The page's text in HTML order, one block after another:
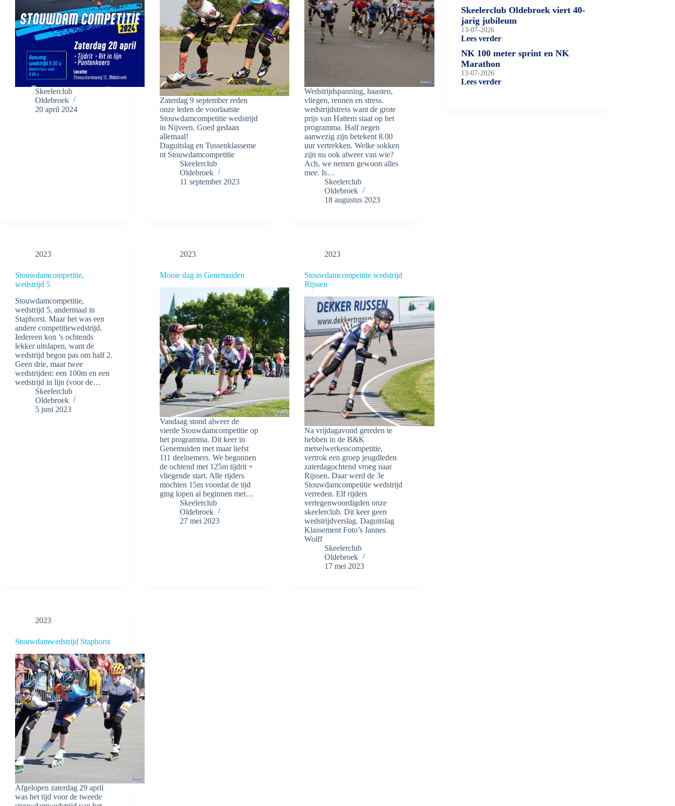
Skeelerclub
Oldebroek
20 april 2024
Zaterdag 9 september reden
onze leden de voorlaatste
Stouwdamcompetitie wedstrijd
in Nijveen. Goed gedaan
allemaal!
Daguitslag en Tussenklasseme
nt Stouwdamcompetitie
Skeelerclub
Oldebroek
11 september 2023
Wedstrijdspanning, haasten,
vliegen, rennen en stress.
wedstrijdstress want de grote
prijs van Hattem staat op het
programma. Half negen
aanwezig zijn betekent 8.00
uur vertrekken. Welke sokken
zijn nu ook alweer van wie?
Ach, we nemen gewoon alles
mee. Is…
Skeelerclub
Oldebroek
18 augustus 2023
2023
Stouwdamcompetitie,
wedstrijd 5
Stouwdamcompetitie,
wedstrijd 5, andermaal in
Staphorst. Maar het was een
andere competitiewedstrijd.
Iedereen kon ’s ochtends
lekker uitslapen, want de
wedstrijd begon pas om half 2.
Geen drie, maar twee
wedstrijden: een 100m en een
wedstrijd in lijn (voor de…
Skeelerclub
Oldebroek
5 juni 2023
2023
Mooie dag in Genemuiden
Vandaag stond alweer de
vierde Stouwdamcompetitie op
het programma. Dit keer in
Genemuiden met maar liefst
111 deelnemers. We begonnen
de ochtend met 125m tijdrit +
vliegende start. Alle rijders
mochten 15m voordat de tijd
ging lopen al beginnen met…
Skeelerclub
Oldebroek
27 mei 2023
2023
Stouwdamcompetitie wedstrijd
Rijssen
Na vrijdagavond gereden te
hebben in de B&K
metselwerkencompetitie,
vertrok een groep jeugdleden
zaterdagochtend vroeg naar
Rijssen. Daar werd de 3e
Stouwdamcompetitie wedstrijd
verreden. Elf rijders
vertegenwoordigden onze
skeelerclub. Dit keer geen
wedstrijdverslag. Daguitslag
Klassement Foto’s Jannes
Wolff
Skeelerclub
Oldebroek
17 mei 2023
2023
Stouwdamwedstrijd Staphorst
Afgelopen zaterdag 29 april
was het tijd voor de tweede
Skeelerclub Oldebroek viert 40-
jarig jubileum
13-07-2026
Lees verder
NK 100 meter sprint en NK
Marathon
13-07-2026
Lees verder